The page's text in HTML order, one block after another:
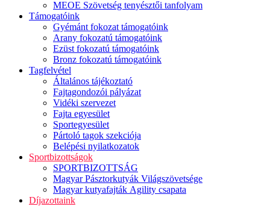
MEOE Szövetség tenyésztői tanfolyam
Támogatóink
Gyémánt fokozat támogatóink
Arany fokozatú támogatóink
Ezüst fokozatú támogatóink
Bronz fokozatú támogatóink
Tagfelvétel
Általános tájékoztató
Fajtagondozói pályázat
Vidéki szervezet
Fajta egyesület
Sportegyesület
Pártoló tagok szekciója
Belépési nyilatkozatok
Sportbizottságok
SPORTBIZOTTSÁG
Magyar Pásztorkutyák Világszövetsége
Magyar kutyafajták Agility csapata
Díjazottaink